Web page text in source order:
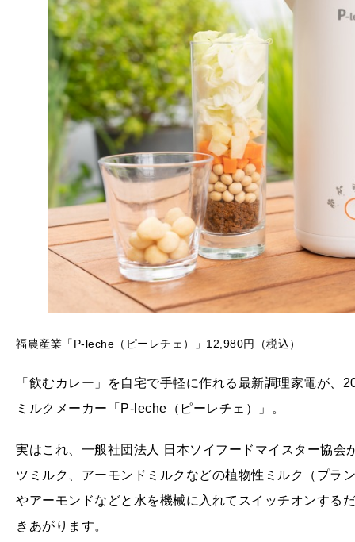
福農産業「P-leche（ピーレチェ）」12,980円（税込）
「飲むカレー」を自宅で手軽に作れる最新調理家電が
ミルクメーカー「P-leche（ピーレチェ）」。
実はこれ、一般社団法人 日本ソイフードマイスター協
ツミルク、アーモンドミルクなどの植物性ミルク（プラ
やアーモンドなどと水を機械に入れてスイッチオンする
きあがります。